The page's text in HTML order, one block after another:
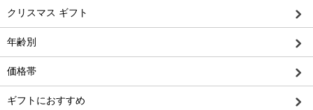
クリスマス ギフト
年齢別
価格帯
ギフトにおすすめ